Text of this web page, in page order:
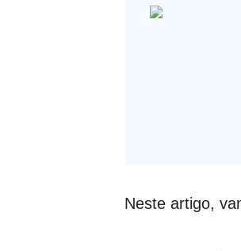
Neste artigo,